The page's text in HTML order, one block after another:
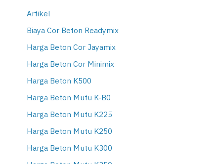
Artikel
Biaya Cor Beton Readymix
Harga Beton Cor Jayamix
Harga Beton Cor Minimix
Harga Beton K500
Harga Beton Mutu K-B0
Harga Beton Mutu K225
Harga Beton Mutu K250
Harga Beton Mutu K300